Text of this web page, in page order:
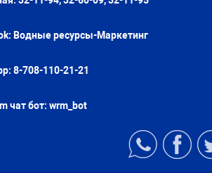
Водные ресурсы-Маркетинг
8-708-110-21-21
чат бот: wrm_bot